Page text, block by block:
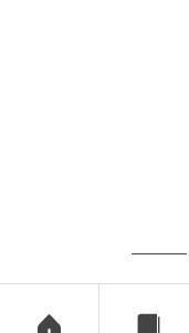
夫がマッチングアプリをや